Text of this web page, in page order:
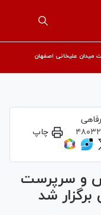
میدان علیخانی اصفهان
چاپ
و سرپرست
شد